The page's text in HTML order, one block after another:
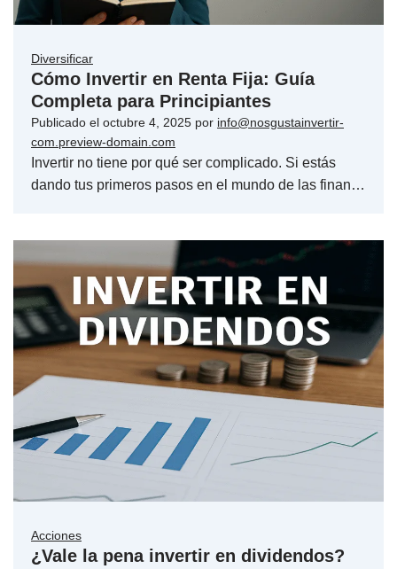
Diversificar
Cómo Invertir en Renta Fija: Guía
Completa para Principiantes
Publicado el octubre 4, 2025 por info@nosgustainvertir-
com.preview-domain.com
Invertir no tiene por qué ser complicado. Si estás
dando tus primeros pasos en el mundo de las finan…
Acciones
¿Vale la pena invertir en dividendos?